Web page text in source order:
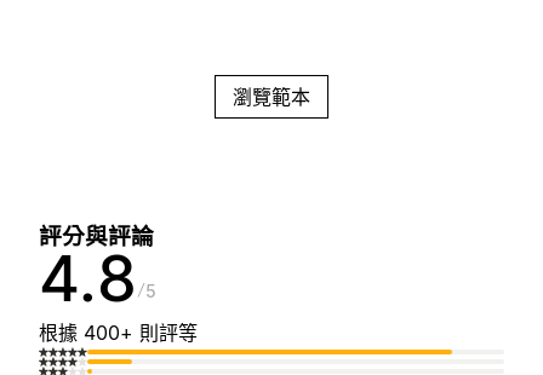
瀏覽範本
評分與評論
4.8 5
根據 400+ 則評等